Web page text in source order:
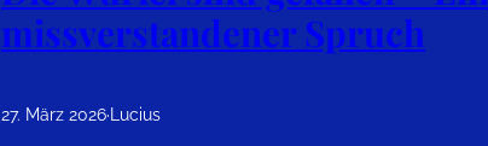
missverstandener Spruch
27. März 2026·Lucius